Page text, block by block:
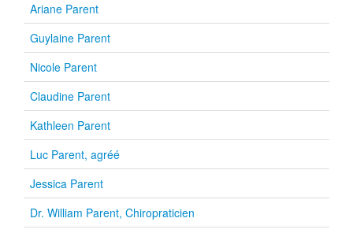
Ariane Parent
Guylaine Parent
Nicole Parent
Claudine Parent
Kathleen Parent
Luc Parent, agréé
Jessica Parent
Dr. William Parent, Chiropraticien